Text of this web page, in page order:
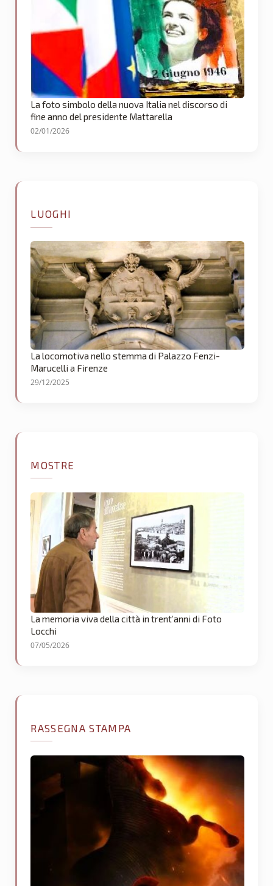
La foto simbolo della nuova Italia nel discorso di
fine anno del presidente Mattarella
02/01/2026
LUOGHI
La locomotiva nello stemma di Palazzo Fenzi-
Marucelli a Firenze
29/12/2025
MOSTRE
La memoria viva della città in trent’anni di Foto
Locchi
07/05/2026
RASSEGNA STAMPA